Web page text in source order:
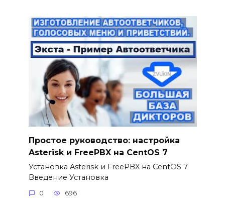
Простое руководство: настройка
Asterisk и FreePBX на CentOS 7
Установка Asterisk и FreePBX на CentOS 7
Введение Установка
0 696